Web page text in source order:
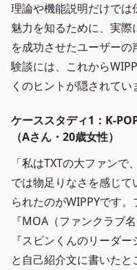
理論や機能説明だけでは
魅力を知るために、実際
を成功させたユーザー
験談には、これから
くのヒントが隠されてい
ケーススタディ1：K-
（Aさん・20歳女性）
「私はTXTの大ファン
では物足りなさを感じ
られたのがWIPPYです。
『MOA（ファンクラブ
『スビンくんのリーダ
と自己紹介文に書いた